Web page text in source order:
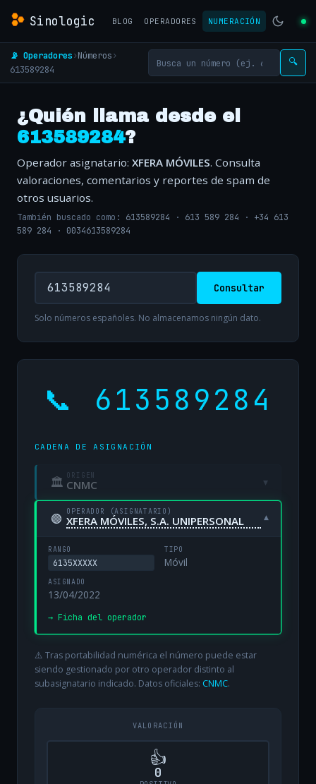
Sinologic BLOG OPERADORES NUMERACIÓN
📡 Operadores›Números›
613589284
🔍
¿Quién llama desde el
613589284?
Operador asignatario: XFERA MÓVILES. Consulta
valoraciones, comentarios y reportes de spam de
otros usuarios.
También buscado como: 613589284 · 613 589 284 · +34 613
589 284 · 0034613589284
Consultar
Solo números españoles. No almacenamos ningún dato.
📞 613589284
CADENA DE ASIGNACIÓN
🏛 ORIGEN
CNMC ▾
🟢 OPERADOR (ASIGNATARIO)
XFERA MÓVILES, S.A. UNIPERSONAL ▾
RANGO
6135XXXXX
TIPO
Móvil
ASIGNADO
13/04/2022
→ Ficha del operador
⚠️ Tras portabilidad numérica el número puede estar
siendo gestionado por otro operador distinto al
subasignatario indicado. Datos oficiales: CNMC.
VALORACIÓN
👍
0